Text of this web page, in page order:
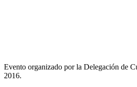
Evento organizado por la Delegación de
2016.